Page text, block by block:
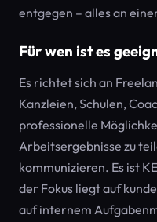
entgegen – alles an
Für wen ist es
Es richtet sich an
Kanzleien, Schulen,
professionelle
Arbeitsergebnisse zu
kommunizieren. Es ist
der Fokus liegt auf
auf internem